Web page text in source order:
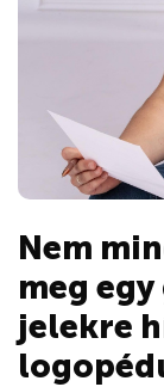
Nem
meg
jelekre